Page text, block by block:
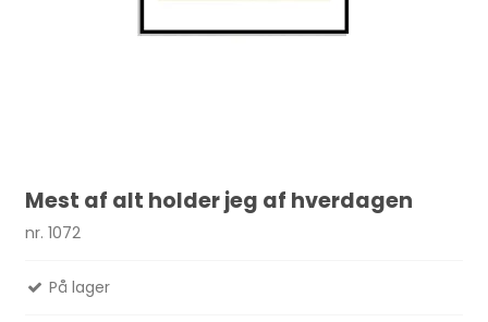
Mest af alt holder jeg af hverdagen
nr. 1072
På lager